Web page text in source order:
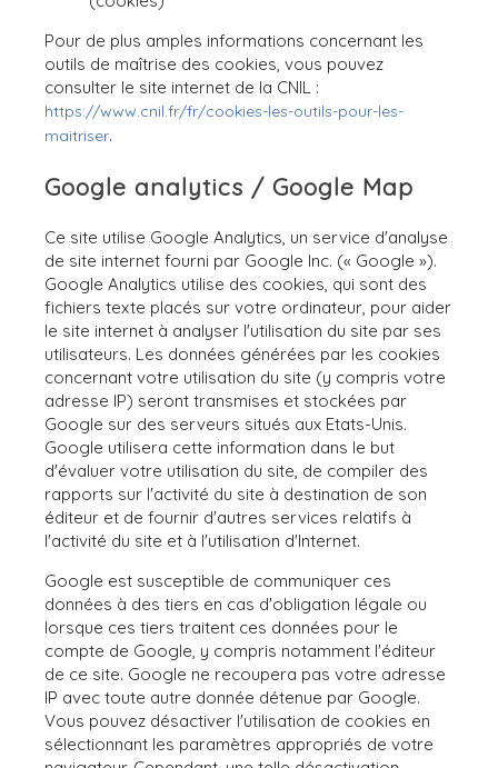
Pour de plus amples informations concernant les
outils de maîtrise des cookies, vous pouvez
consulter le site internet de la CNIL :
https://www.cnil.fr/fr/cookies-les-outils-pour-les-
maitriser.
Google analytics / Google Map
Ce site utilise Google Analytics, un service d'analyse
de site internet fourni par Google Inc. (« Google »).
Google Analytics utilise des cookies, qui sont des
fichiers texte placés sur votre ordinateur, pour aider
le site internet à analyser l'utilisation du site par ses
utilisateurs. Les données générées par les cookies
concernant votre utilisation du site (y compris votre
adresse IP) seront transmises et stockées par
Google sur des serveurs situés aux Etats-Unis.
Google utilisera cette information dans le but
d'évaluer votre utilisation du site, de compiler des
rapports sur l'activité du site à destination de son
éditeur et de fournir d'autres services relatifs à
l'activité du site et à l'utilisation d'Internet.
Google est susceptible de communiquer ces
données à des tiers en cas d'obligation légale ou
lorsque ces tiers traitent ces données pour le
compte de Google, y compris notamment l'éditeur
de ce site. Google ne recoupera pas votre adresse
IP avec toute autre donnée détenue par Google.
Vous pouvez désactiver l'utilisation de cookies en
sélectionnant les paramètres appropriés de votre